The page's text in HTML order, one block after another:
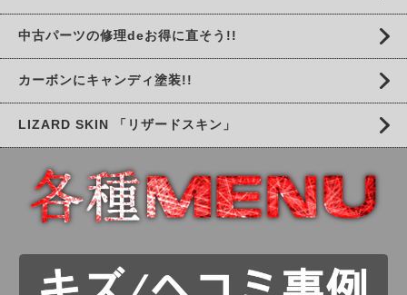
中古パーツの修理deお得に直そう!!
カーボンにキャンディ塗装!!
LIZARD SKIN 「リザードスキン」